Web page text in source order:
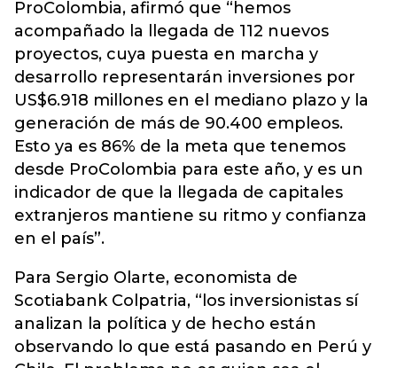
ProColombia, afirmó que “hemos
acompañado la llegada de 112 nuevos
proyectos, cuya puesta en marcha y
desarrollo representarán inversiones por
US$6.918 millones en el mediano plazo y la
generación de más de 90.400 empleos.
Esto ya es 86% de la meta que tenemos
desde ProColombia para este año, y es un
indicador de que la llegada de capitales
extranjeros mantiene su ritmo y confianza
en el país”.
Para Sergio Olarte, economista de
Scotiabank Colpatria, “los inversionistas sí
analizan la política y de hecho están
observando lo que está pasando en Perú y